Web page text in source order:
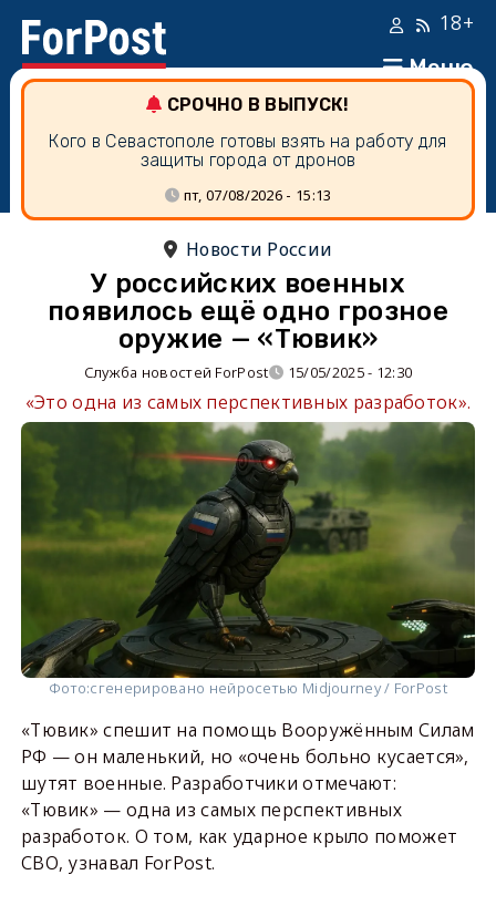
Меню
18+
СРОЧНО В ВЫПУСК!
Кого в Севастополе готовы взять на работу для
защиты города от дронов
пт, 07/08/2026 - 15:13
Новости России
У российских военных
появилось ещё одно грозное
оружие — «Тювик»
Служба новостей ForPost 15/05/2025 - 12:30
«Это одна из самых перспективных разработок».
Фото:сгенерировано нейросетью Midjourney / ForPost
«Тювик» спешит на помощь Вооружённым Силам
РФ — он маленький, но «очень больно кусается»,
шутят военные. Разработчики отмечают:
«Тювик» — одна из самых перспективных
разработок. О том, как ударное крыло поможет
СВО, узнавал ForPost.